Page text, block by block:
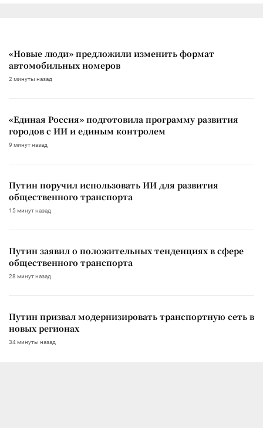
«Новые люди» предложили изменить формат
автомобильных номеров
2 минуты назад
«Единая Россия» подготовила программу развития
городов с ИИ и единым контролем
9 минут назад
Путин поручил использовать ИИ для развития
общественного транспорта
15 минут назад
Путин заявил о положительных тенденциях в сфере
общественного транспорта
28 минут назад
Путин призвал модернизировать транспортную сеть в
новых регионах
34 минуты назад